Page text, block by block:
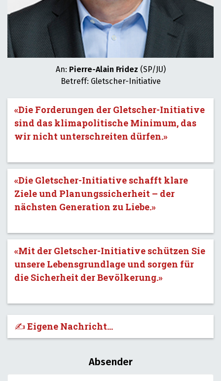
An: Pierre-Alain Fridez (SP/JU)
Betreff: Gletscher-Initiative
«Die Forderungen der Gletscher-Initiative
sind das klimapolitische Minimum, das
wir nicht unterschreiten dürfen.»
«Die Gletscher-Initiative schafft klare
Ziele und Planungssicherheit – der
nächsten Generation zu Liebe.»
«Mit der Gletscher-Initiative schützen Sie
unsere Lebensgrundlage und sorgen für
die Sicherheit der Bevölkerung.»
✍️ Eigene Nachricht...
Absender